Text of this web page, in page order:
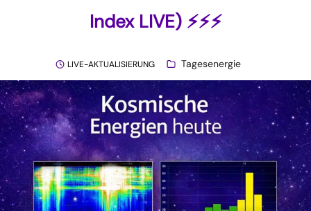
Index LIVE) ⚡⚡⚡
Tagesenergie